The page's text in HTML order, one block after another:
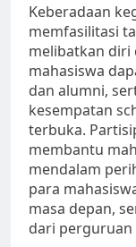
Keberadaan
memfasilitasi
melibatkan diri
mahasiswa
dan alumni,
kesempatan
terbuka.
membantu
mendalam
para
masa depan,
dari perguruan